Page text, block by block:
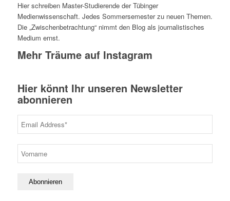
Hier schreiben Master-Studierende der Tübinger
Medienwissenschaft. Jedes Sommersemester zu neuen Themen.
Die „Zwischenbetrachtung“ nimmt den Blog als journalistisches
Medium ernst.
Mehr Träume auf Instagram
Hier könnt Ihr unseren Newsletter
abonnieren